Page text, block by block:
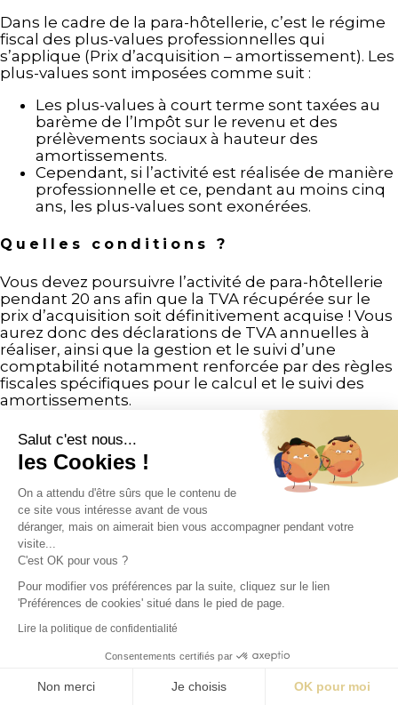
Salut c'est nous...
les Cookies !
On a attendu d'être sûrs que le contenu de
ce site vous intéresse avant de vous
déranger, mais on aimerait bien vous accompagner pendant votre
visite...
C'est OK pour vous ?
Pour modifier vos préférences par la suite, cliquez sur le lien
'Préférences de cookies' situé dans le pied de page.
Lire la politique de confidentialité
Consentements certifiés par
Non merci Je choisis OK pour moi
Dans le cadre de la para-hôtellerie, c’est le régime
fiscal des plus-values professionnelles qui
s’applique (Prix d’acquisition – amortissement). Les
plus-values sont imposées comme suit :
Les plus-values à court terme sont taxées au
barème de l’Impôt sur le revenu et des
prélèvements sociaux à hauteur des
amortissements.
Cependant, si l’activité est réalisée de manière
professionnelle et ce, pendant au moins cinq
ans, les plus-values sont exonérées.
Quelles conditions ?
Vous devez poursuivre l’activité de para-hôtellerie
pendant 20 ans afin que la TVA récupérée sur le
prix d’acquisition soit définitivement acquise ! Vous
aurez donc des déclarations de TVA annuelles à
réaliser, ainsi que la gestion et le suivi d’une
comptabilité notamment renforcée par des règles
fiscales spécifiques pour le calcul et le suivi des
amortissements.